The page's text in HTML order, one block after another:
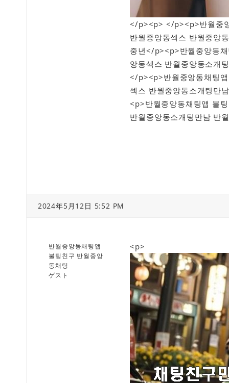
</p><p> </p><p>반월중
반월중앙동섹스 반월중앙
중년</p><p>반월중앙동
앙동섹스 반월중앙동소개
</p><p>반월중앙동채팅
섹스 반월중앙동소개팅만
<p>반월중앙동채팅앱 불
반월중앙동소개팅만남 반
2024年5月12日 5:52 PM
반월중앙동채팅앱
불팅친구 반월중앙
동채팅
ゲスト
<p>